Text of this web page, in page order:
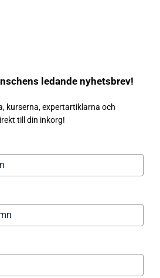
ledande nyhetsbrev!
kurserna, expertartiklarna och
till din inkorg!